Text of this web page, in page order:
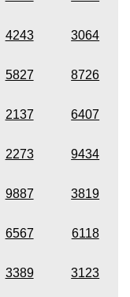
4243 3064
5827 8726
2137 6407
2273 9434
9887 3819
6567 6118
3389 3123